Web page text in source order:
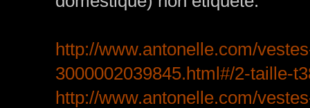
http://www.antonelle.com/
3000002039845.html#/2-taille-
http://www.antonelle.com/